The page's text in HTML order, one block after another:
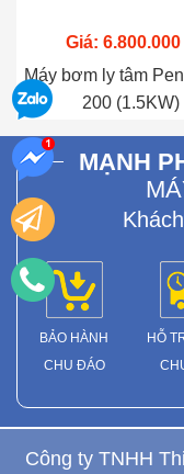
Giá:
Máy bơm ly tâm
200 (1.5KW)
MẠNH
BẢO HÀNH
CHU ĐÁO
HỖ
Công ty TNHH